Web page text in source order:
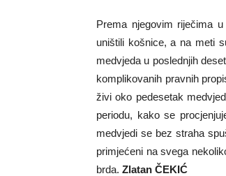
Prema njegovim riječima
uništili košnice, a na meti
medvjeda u poslednjih
komplikovanih pravnih
živi oko pedesetak
periodu, kako se
medvjedi se bez straha
primjećeni na svega
brda. Zlatan ČEKIĆ